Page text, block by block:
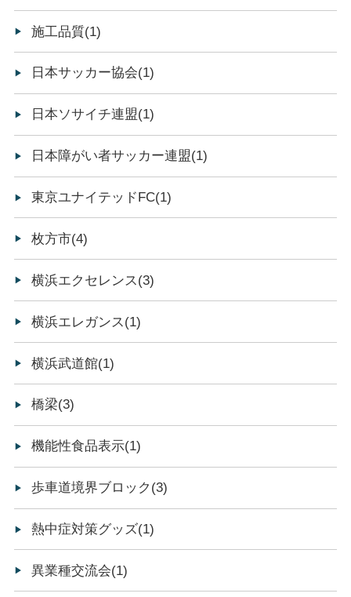
施工品質(1)
日本サッカー協会(1)
日本ソサイチ連盟(1)
日本障がい者サッカー連盟(1)
東京ユナイテッドFC(1)
枚方市(4)
横浜エクセレンス(3)
横浜エレガンス(1)
横浜武道館(1)
橋梁(3)
機能性食品表示(1)
歩車道境界ブロック(3)
熱中症対策グッズ(1)
異業種交流会(1)